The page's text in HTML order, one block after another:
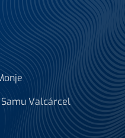
Samu Valcárcel